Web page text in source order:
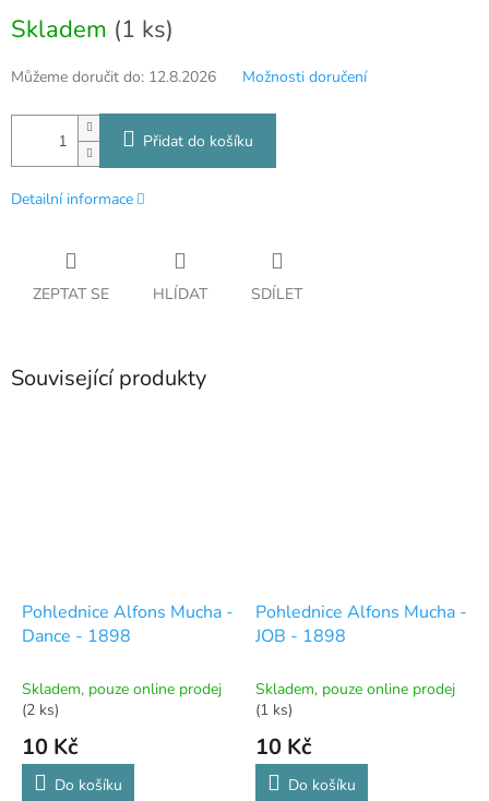
cena:
Skladem (1 ks)
Můžeme doručit do: 12.8.2026 Možnosti doručení
Přidat do košíku
Detailní informace
ZEPTAT SE HLÍDAT SDÍLET
Související produkty
Pohlednice Alfons Mucha -
Dance - 1898
Skladem, pouze online prodej
(2 ks)
10 Kč
Do košíku
Pohlednice Alfons Mucha -
JOB - 1898
Skladem, pouze online prodej
(1 ks)
10 Kč
Do košíku